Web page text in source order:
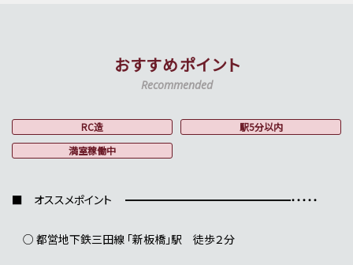
おすすめポイント
Recommended
RC造
駅5分以内
満室稼働中
■ オススメポイント ━━━━━━━━━━━━━━━・・・・・
○ 都営地下鉄三田線 「新板橋」駅 徒歩２分